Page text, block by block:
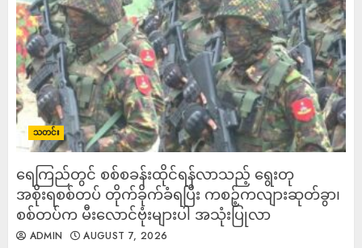
သတင်း
ရေကြည်တွင် စစ်စခန်းထိုင်ရန်လာသည့် ရွေးတု
အစိုးရစစ်တပ် တိုက်ခိုက်ခံရပြီး ကစဉ့်ကလျားဆုတ်ခွာ၊
စစ်တပ်က မီးလောင်ဗုံးများပါ အသုံးပြုလာ
ADMIN AUGUST 7, 2026